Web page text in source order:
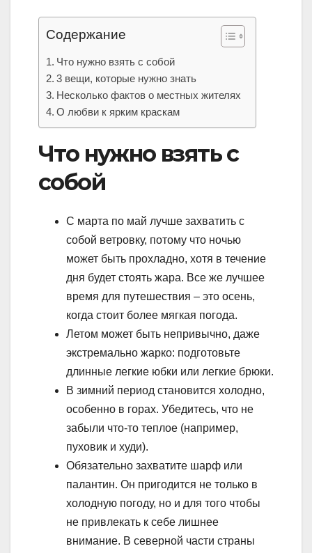
Содержание
Что нужно взять с собой
3 вещи, которые нужно знать
Несколько фактов о местных жителях
О любви к ярким краскам
Что нужно взять с
собой
С марта по май лучше захватить с
собой ветровку, потому что ночью
может быть прохладно, хотя в течение
дня будет стоять жара. Все же лучшее
время для путешествия – это осень,
когда стоит более мягкая погода.
Летом может быть непривычно, даже
экстремально жарко: подготовьте
длинные легкие юбки или легкие брюки.
В зимний период становится холодно,
особенно в горах. Убедитесь, что не
забыли что-то теплое (например,
пуховик и худи).
Обязательно захватите шарф или
палантин. Он пригодится не только в
холодную погоду, но и для того чтобы
не привлекать к себе лишнее
внимание. В северной части страны